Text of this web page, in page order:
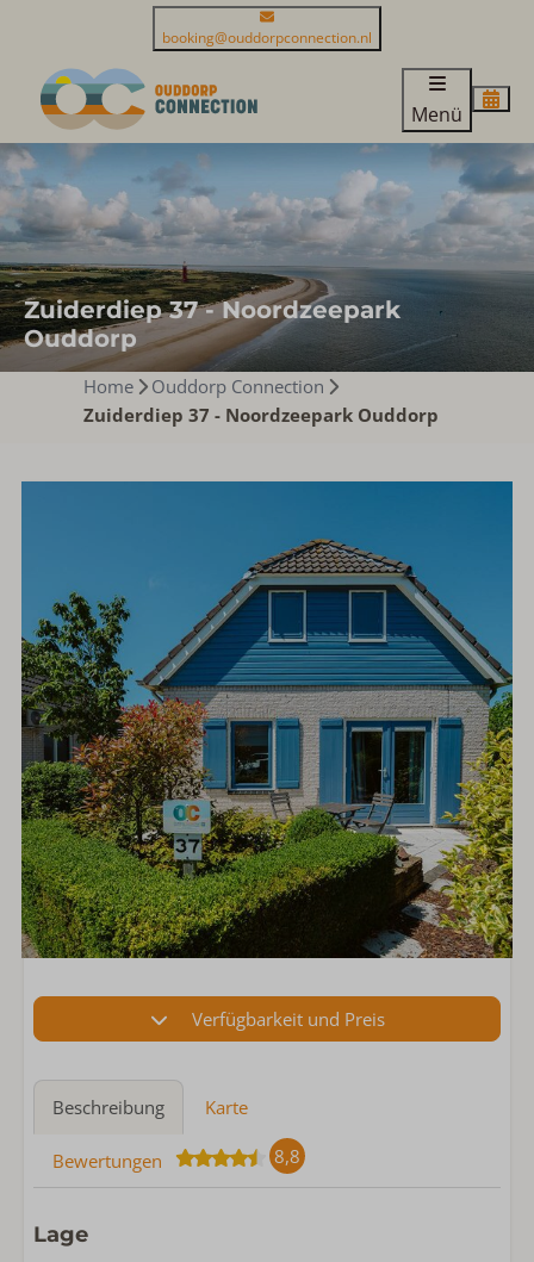
booking@ouddorpconnection.nl
Menü
Zuiderdiep 37 - Noordzeepark
Ouddorp
Home
Ouddorp Connection
Zuiderdiep 37 - Noordzeepark Ouddorp
Verfügbarkeit und Preis
Beschreibung Karte
Bewertungen 8,8
Lage